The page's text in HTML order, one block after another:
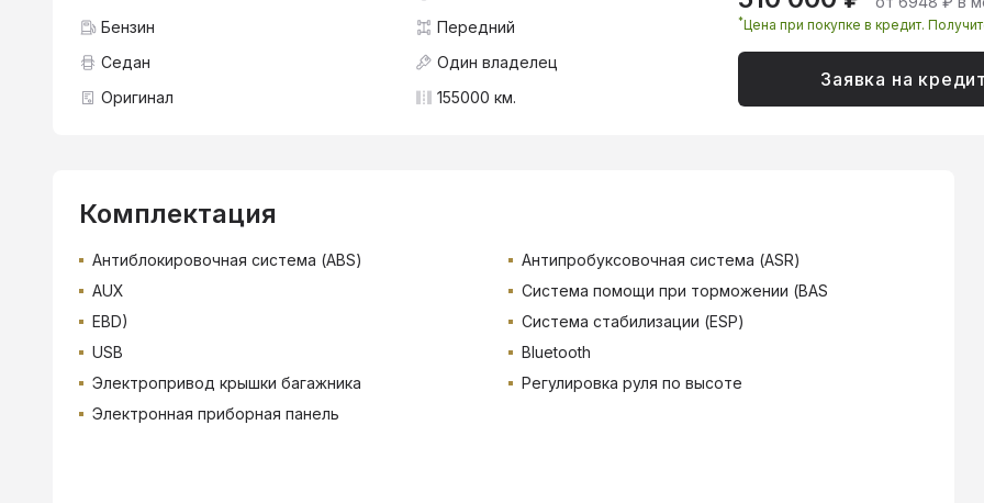
*Цена при покупке в кредит.
Заявка на кредит
Бензин
Передний
Седан
Один владелец
Оригинал
155000 км.
Комплектация
Антиблокировочная система (ABS)
Антипробуксовочная система (ASR)
AUX
Система помощи при торможении (BAS
EBD)
Система стабилизации (ESP)
USB
Bluetooth
Электропривод крышки багажника
Регулировка руля по высоте
Электронная приборная панель